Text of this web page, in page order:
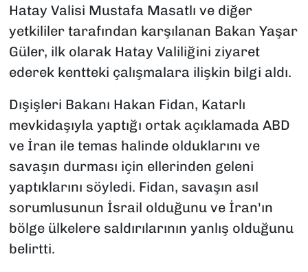
Hatay Valisi Mustafa Masatlı ve diğer
yetkililer tarafından karşılanan Bakan Yaşar
Güler, ilk olarak Hatay Valiliğini ziyaret
ederek kentteki çalışmalara ilişkin bilgi aldı.
Dışişleri Bakanı Hakan Fidan, Katarlı
mevkidaşıyla yaptığı ortak açıklamada ABD
ve İran ile temas halinde olduklarını ve
savaşın durması için ellerinden geleni
yaptıklarını söyledi. Fidan, savaşın asıl
sorumlusunun İsrail olduğunu ve İran'ın
bölge ülkelere saldırılarının yanlış olduğunu
belirtti.